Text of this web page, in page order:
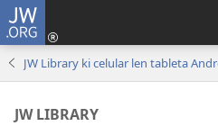
JW.ORG
JW Library ki celular len tableta
JW LIBRARY